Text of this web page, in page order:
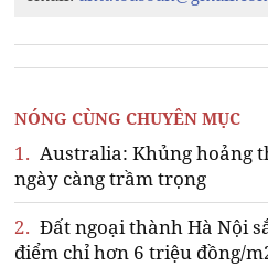
NÓNG CÙNG CHUYÊN MỤC
1. Australia: Khủng hoảng
ngày càng trầm trọng
2. Đất ngoại thành Hà Nội
điểm chỉ hơn 6 triệu đồng/